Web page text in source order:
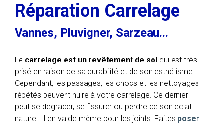
Réparation Carrelage
Vannes, Pluvigner, Sarzeau...
Le carrelage est un revêtement de sol qui est très
prisé en raison de sa durabilité et de son esthétisme.
Cependant, les passages, les chocs et les nettoyages
répétés peuvent nuire à votre carrelage. Ce dernier
peut se dégrader, se fissurer ou perdre de son éclat
naturel. Il en va de même pour les joints. Faites poser